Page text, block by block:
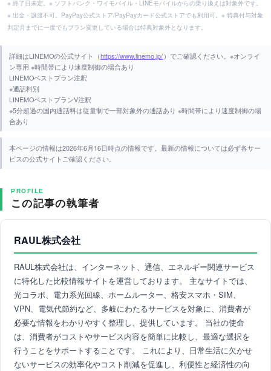
※ 終了日未定。※ ソフトバンク・ワイモバイル・LINEモバイルからの乗り換えは対象外です。
※ 出金・譲渡不可。PayPay公式ストア/PayPayカード公式ストアでも利用可。※ 特典付与対象
判定月までに一度でもプラン変更している場合は特典対象外となります。
詳細はLINEMOの公式サイト（https://www.linemo.jp/）でご確認ください。※オンライ
ン専用 ※時間帯により速度制御の場合あり
LINEMOベストプラン注釈
※通話料別
LINEMOベストプランV注釈
※5分超過の国内通話料は従量制で一部対象外の通話あり ※時間帯により速度制御の場
合あり
本ページの情報は2026年6月16日時点の情報です。最新の情報については必ず各サー
ビスの公式サイトご確認ください。
PROFILE
この記事の執筆者
RAUL株式会社
RAUL株式会社は、インターネット、通信、エネルギー関連サービス
に特化した比較情報サイトを運営しております。 主なサイトでは、
光コラボ、電力系光回線、ホームルーター、格安スマホ・SIM、
VPN、電気代節約など、多岐にわたるサービスを対象に、消費者が
必要な情報をわかりやすく整理し、提供しています。 当社の使命
は、消費者がコストやサービス内容を簡単に比較し、最適な選択を
行うことをサポートすることです。 これにより、日常生活に欠かせ
ないサービスの効率化やコスト削減を促進し、利便性と経済性の向